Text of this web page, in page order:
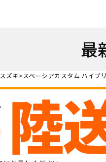
最
スズキ スペーシアカスタム ハイブ